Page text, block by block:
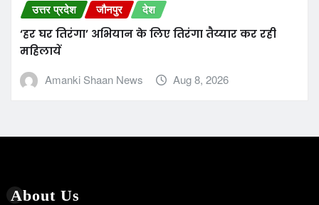
उत्तर प्रदेश जौनपुर देश
‘हर घर तिरंगा’ अभियान के लिए तिरंगा तैय्यार कर रही
महिलायें
Amanki Shaan News
Aug 8, 2026
About Us